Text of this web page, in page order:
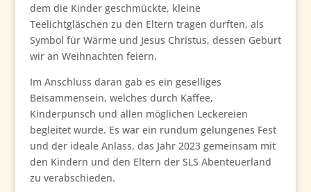
dem die Kinder geschmückte, kleine
Teelichtgläschen zu den Eltern tragen durften, als
Symbol für Wärme und Jesus Christus, dessen Geburt
wir an Weihnachten feiern.
Im Anschluss daran gab es ein geselliges
Beisammensein, welches durch Kaffee,
Kinderpunsch und allen möglichen Leckereien
begleitet wurde. Es war ein rundum gelungenes Fest
und der ideale Anlass, das Jahr 2023 gemeinsam mit
den Kindern und den Eltern der SLS Abenteuerland
zu verabschieden.